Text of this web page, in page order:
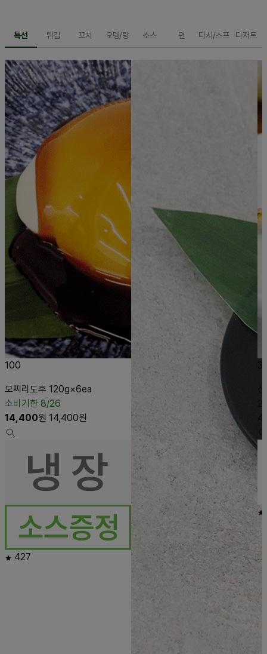
특선 튀김 꼬치 오뎅/탕 소스 면 다시/스프 디저트
100
모찌리도후 120g×6ea
소비기한 8/26
14,400원 14,400원
427